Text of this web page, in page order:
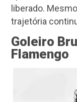
liberado.
trajetória
Goleiro
Flamengo